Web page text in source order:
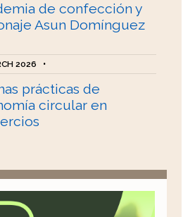
de confección y
Asun Domínguez
2026 •
prácticas de
circular en